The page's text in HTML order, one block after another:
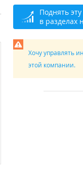
Поднять
в разделах
Хочу управлять
этой компании.